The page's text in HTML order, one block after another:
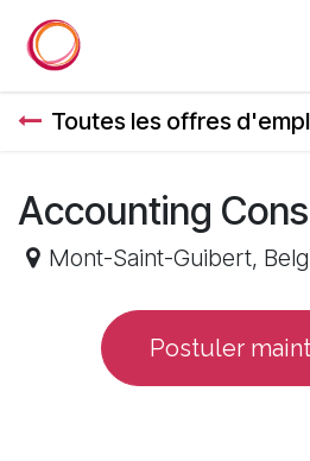
Toutes les offres
Accounting
Mont-Saint-Guibert,
Postuler